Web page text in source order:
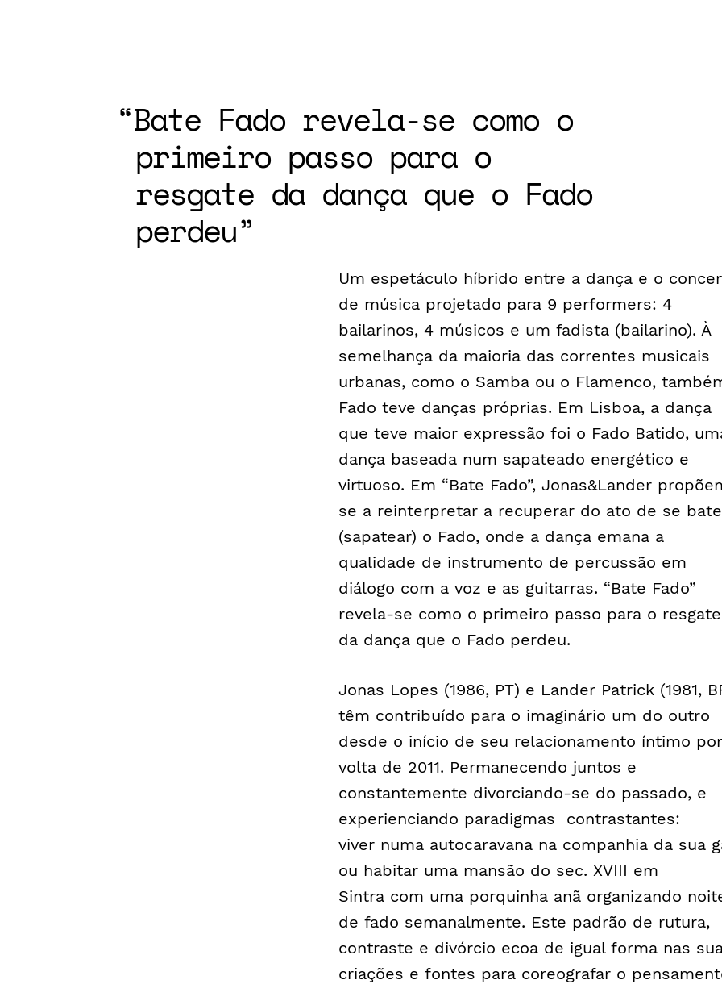
Bate Fado revela-se como o
primeiro passo para o
resgate da dança que o Fado
perdeu
Um espetáculo híbrido entre a dança e o
de música projetado para 9 performers: 4
bailarinos, 4 músicos e um fadista (bailarino). À
semelhança da maioria das correntes musicais
urbanas, como o Samba ou o Flamenco,
Fado teve danças próprias. Em Lisboa, a dança
que teve maior expressão foi o Fado Batido,
dança baseada num sapateado energético e
virtuoso. Em “Bate Fado”, Jonas&Lander
se a reinterpretar a recuperar do ato de se
(sapatear) o Fado, onde a dança emana a
qualidade de instrumento de percussão em
diálogo com a voz e as guitarras. “Bate Fado”
revela-se como o primeiro passo para o resgate
da dança que o Fado perdeu.
Jonas Lopes (1986, PT) e Lander Patrick (1981,
têm contribuído para o imaginário um do outro
desde o início de seu relacionamento íntimo por
volta de 2011. Permanecendo juntos e
constantemente divorciando-se do passado, e
experienciando paradigmas contrastantes:
viver numa autocaravana na companhia da sua
ou habitar uma mansão do sec. XVIII em
Sintra com uma porquinha anã organizando
de fado semanalmente. Este padrão de rutura,
contraste e divórcio ecoa de igual forma nas
criações e fontes para coreografar o